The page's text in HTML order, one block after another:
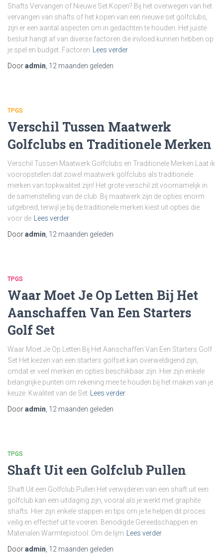
Shafts Vervangen of Nieuwe Set Kopen? Bij het overwegen van het
vervangen van shafts of het kopen van een nieuwe set golfclubs,
zijn er een aantal aspecten om in gedachten te houden. Het juiste
besluit hangt af van diverse factoren die invloed kunnen hebben op
je spel en budget. Factoren
Lees verder
Dooradmin 12 maanden geleden
TPGS
Verschil Tussen Maatwerk
Golfclubs en Traditionele Merken
Verschil Tussen Maatwerk Golfclubs en Traditionele Merken Laat ik
vooropstellen dat zowel maatwerk golfclubs als traditionele
merken van topkwaliteit zijn! Het grote verschil zit voornamelijk in
de samenstelling van de club. Bij maatwerk zijn de opties enorm
uitgebreid, terwijl je bij de traditionele merken kiest uit opties die
voor de
Lees verder
Dooradmin 12 maanden geleden
TPGS
Waar Moet Je Op Letten Bij Het
Aanschaffen Van Een Starters
Golf Set
Waar Moet Je Op Letten Bij Het Aanschaffen Van Een Starters Golf
Set Het kiezen van een starters golfset kan overweldigend zijn,
omdat er veel merken en opties beschikbaar zijn. Hier zijn enkele
belangrijke punten om rekening mee te houden bij het maken van je
keuze. Kwaliteit van de Set
Lees verder
Dooradmin 12 maanden geleden
TPGS
Shaft Uit een Golfclub Pullen
Shaft Uit een Golfclub Pullen Het verwijderen van een shaft uit een
golfclub kan een uitdaging zijn, vooral als je werkt met graphite
shafts. Hier zijn enkele stappen en tips om je te helpen dit proces
veilig en effectief uit te voeren. Benodigde Gereedschappen en
Materialen Warmtepistool: Om de lijm
Lees verder
Dooradmin 12 maanden geleden